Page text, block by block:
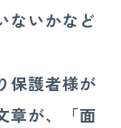
ないかなど
保護者様が
章が、「面